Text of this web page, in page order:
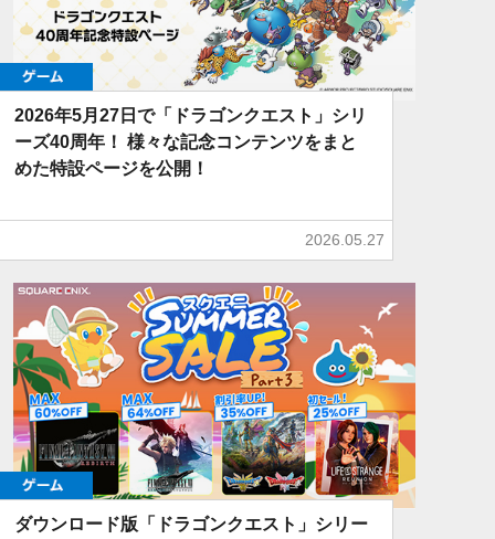
ゲーム
2026年5月27日で「ドラゴンクエスト」シリ
ーズ40周年！ 様々な記念コンテンツをまと
めた特設ページを公開！
2026.05.27
ゲーム
ダウンロード版「ドラゴンクエスト」シリー